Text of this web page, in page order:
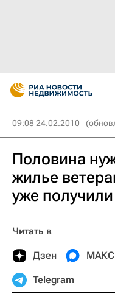
09:08 24.02.2010
Половина
жилье
уже получили
Читать в
Дзен МАКС
Telegram